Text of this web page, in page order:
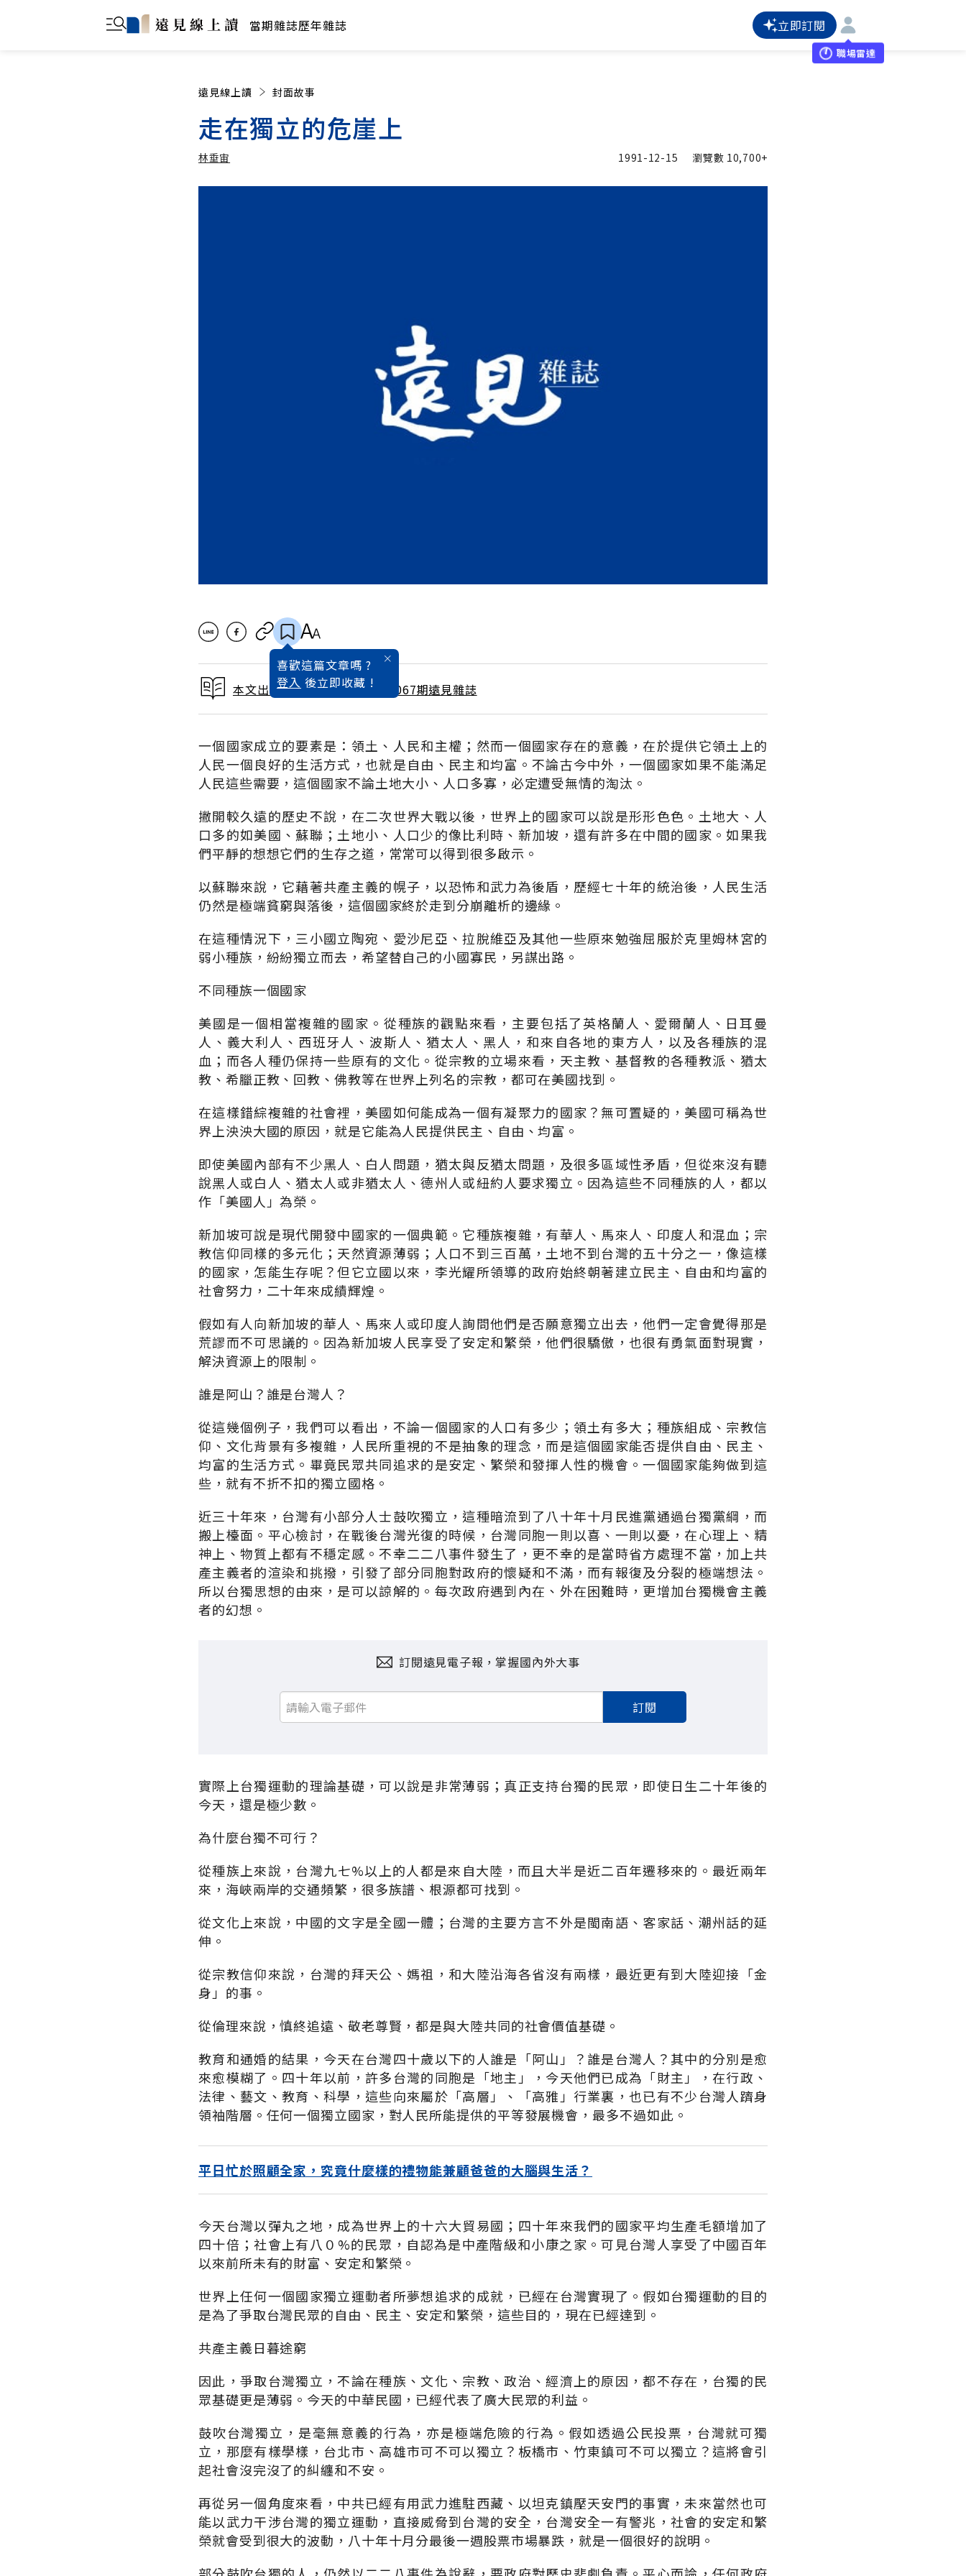
當期雜誌歷年雜誌 立即訂閱
職場雷達
遠見線上讀 封面故事
走在獨立的危崖上
林垂宙 1991-12-15 瀏覽數 10,700+
喜歡這篇文章嗎 ?
登入 後立即收藏 !
本文出自 1992 / 1月號雜誌 第067期遠見雜誌
一個國家成立的要素是：領土、人民和主權；然而一個國家存在的意義，在於提供它領土上的
人民一個良好的生活方式，也就是自由、民主和均富。不論古今中外，一個國家如果不能滿足
人民這些需要，這個國家不論土地大小、人口多寡，必定遭受無情的淘汰。
撇開較久遠的歷史不說，在二次世界大戰以後，世界上的國家可以說是形形色色。土地大、人
口多的如美國、蘇聯；土地小、人口少的像比利時、新加坡，還有許多在中間的國家。如果我
們平靜的想想它們的生存之道，常常可以得到很多啟示。
以蘇聯來說，它藉著共產主義的幌子，以恐怖和武力為後盾，歷經七十年的統治後，人民生活
仍然是極端貧窮與落後，這個國家終於走到分崩離析的邊緣。
在這種情況下，三小國立陶宛、愛沙尼亞、拉脫維亞及其他一些原來勉強屈服於克里姆林宮的
弱小種族，紛紛獨立而去，希望替自己的小國寡民，另謀出路。
不同種族一個國家
美國是一個相當複雜的國家。從種族的觀點來看，主要包括了英格蘭人、愛爾蘭人、日耳曼
人、義大利人、西班牙人、波斯人、猶太人、黑人，和來自各地的東方人，以及各種族的混
血；而各人種仍保持一些原有的文化。從宗教的立場來看，天主教、基督教的各種教派、猶太
教、希臘正教、回教、佛教等在世界上列名的宗教，都可在美國找到。
在這樣錯綜複雜的社會裡，美國如何能成為一個有凝聚力的國家？無可置疑的，美國可稱為世
界上泱泱大國的原因，就是它能為人民提供民主、自由、均富。
即使美國內部有不少黑人、白人問題，猶太與反猶太問題，及很多區域性矛盾，但從來沒有聽
說黑人或白人、猶太人或非猶太人、德州人或紐約人要求獨立。因為這些不同種族的人，都以
作「美國人」為榮。
新加坡可說是現代開發中國家的一個典範。它種族複雜，有華人、馬來人、印度人和混血；宗
教信仰同樣的多元化；天然資源薄弱；人口不到三百萬，土地不到台灣的五十分之一，像這樣
的國家，怎能生存呢？但它立國以來，李光耀所領導的政府始終朝著建立民主、自由和均富的
社會努力，二十年來成績輝煌。
假如有人向新加坡的華人、馬來人或印度人詢問他們是否願意獨立出去，他們一定會覺得那是
荒謬而不可思議的。因為新加坡人民享受了安定和繁榮，他們很驕傲，也很有勇氣面對現實，
解決資源上的限制。
誰是阿山？誰是台灣人？
從這幾個例子，我們可以看出，不論一個國家的人口有多少；領土有多大；種族組成、宗教信
仰、文化背景有多複雜，人民所重視的不是抽象的理念，而是這個國家能否提供自由、民主、
均富的生活方式。畢竟民眾共同追求的是安定、繁榮和發揮人性的機會。一個國家能夠做到這
些，就有不折不扣的獨立國格。
近三十年來，台灣有小部分人士鼓吹獨立，這種暗流到了八十年十月民進黨通過台獨黨綱，而
搬上檯面。平心檢討，在戰後台灣光復的時候，台灣同胞一則以喜、一則以憂，在心理上、精
神上、物質上都有不穩定感。不幸二二八事件發生了，更不幸的是當時省方處理不當，加上共
產主義者的渲染和挑撥，引發了部分同胞對政府的懷疑和不滿，而有報復及分裂的極端想法。
所以台獨思想的由來，是可以諒解的。每次政府遇到內在、外在困難時，更增加台獨機會主義
者的幻想。
訂閱遠見電子報，掌握國內外大事
訂閱
實際上台獨運動的理論基礎，可以說是非常薄弱；真正支持台獨的民眾，即使日生二十年後的
今天，還是極少數。
為什麼台獨不可行？
從種族上來說，台灣九七%以上的人都是來自大陸，而且大半是近二百年遷移來的。最近兩年
來，海峽兩岸的交通頻繁，很多族譜、根源都可找到。
從文化上來說，中國的文字是全國一體；台灣的主要方言不外是閩南語、客家話、潮州話的延
伸。
從宗教信仰來說，台灣的拜天公、媽祖，和大陸沿海各省沒有兩樣，最近更有到大陸迎接「金
身」的事。
從倫理來說，慎終追遠、敬老尊賢，都是與大陸共同的社會價值基礎。
教育和通婚的結果，今天在台灣四十歲以下的人誰是「阿山」？誰是台灣人？其中的分別是愈
來愈模糊了。四十年以前，許多台灣的同胞是「地主」，今天他們已成為「財主」，在行政、
法律、藝文、教育、科學，這些向來屬於「高層」、「高雅」行業裏，也已有不少台灣人躋身
領袖階層。任何一個獨立國家，對人民所能提供的平等發展機會，最多不過如此。
平日忙於照顧全家，究竟什麼樣的禮物能兼顧爸爸的大腦與生活？
今天台灣以彈丸之地，成為世界上的十六大貿易國；四十年來我們的國家平均生產毛額增加了
四十倍；社會上有八０%的民眾，自認為是中產階級和小康之家。可見台灣人享受了中國百年
以來前所未有的財富、安定和繁榮。
世界上任何一個國家獨立運動者所夢想追求的成就，已經在台灣實現了。假如台獨運動的目的
是為了爭取台灣民眾的自由、民主、安定和繁榮，這些目的，現在已經達到。
共產主義日暮途窮
因此，爭取台灣獨立，不論在種族、文化、宗教、政治、經濟上的原因，都不存在，台獨的民
眾基礎更是薄弱。今天的中華民國，已經代表了廣大民眾的利益。
鼓吹台灣獨立，是毫無意義的行為，亦是極端危險的行為。假如透過公民投票，台灣就可獨
立，那麼有樣學樣，台北市、高雄市可不可以獨立？板橋市、竹東鎮可不可以獨立？這將會引
起社會沒完沒了的糾纏和不安。
再從另一個角度來看，中共已經有用武力進駐西藏、以坦克鎮壓天安門的事實，未來當然也可
能以武力干涉台灣的獨立運動，直接威脅到台灣的安全，台灣安全一有警兆，社會的安定和繁
榮就會受到很大的波動，八十年十月分最後一週股票市場暴跌，就是一個很好的說明。